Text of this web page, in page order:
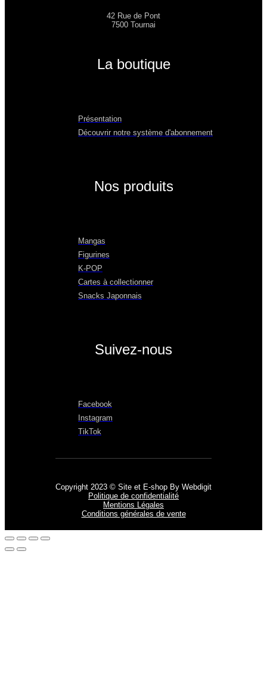
42 Rue de Pont
7500 Tournai
La boutique
Présentation
Découvrir notre système d'abonnement
Nos produits
Mangas
Figurines
K-POP
Cartes à collectionner
Snacks Japonnais
Suivez-nous
Facebook
Instagram
TikTok
Copyright 2023 © Site et E-shop By Webdigit
Politique de confidentialité
Mentions Légales
Conditions générales de vente